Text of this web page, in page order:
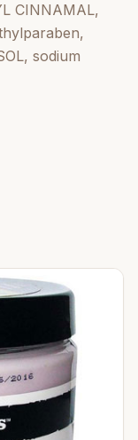
CINNAMAL,
sodium